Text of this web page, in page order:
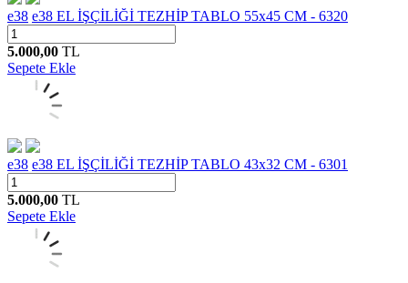
e38 e38 EL İŞÇİLİĞİ TEZHİP TABLO 55x45 CM - 6320
5.000,00 TL
Sepete Ekle
e38 e38 EL İŞÇİLİĞİ TEZHİP TABLO 43x32 CM - 6301
5.000,00 TL
Sepete Ekle